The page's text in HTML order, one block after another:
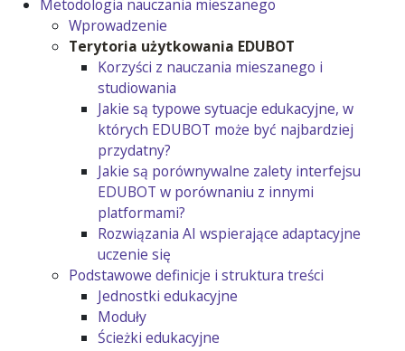
Metodologia nauczania mieszanego
Wprowadzenie
Terytoria użytkowania EDUBOT
Korzyści z nauczania mieszanego i
studiowania
Jakie są typowe sytuacje edukacyjne, w
których EDUBOT może być najbardziej
przydatny?
Jakie są porównywalne zalety interfejsu
EDUBOT w porównaniu z innymi
platformami?
Rozwiązania AI wspierające adaptacyjne
uczenie się
Podstawowe definicje i struktura treści
Jednostki edukacyjne
Moduły
Ścieżki edukacyjne